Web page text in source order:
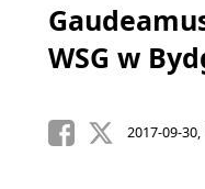
WSG w
2017-09-